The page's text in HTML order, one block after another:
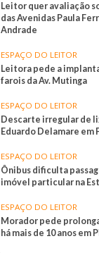
Leitor quer avaliação
das Avenidas Paula
Andrade
ESPAÇO DO LEITOR
Leitora pede a
farois da Av. Mutinga
ESPAÇO DO LEITOR
Descarte irregular de
Eduardo Delamare em
ESPAÇO DO LEITOR
Ônibus dificulta
imóvel particular na
ESPAÇO DO LEITOR
Morador pede
há mais de 10 anos em